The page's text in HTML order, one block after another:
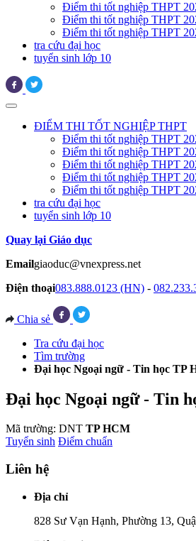
Điểm thi tốt nghiệp THPT
Điểm thi tốt nghiệp THPT
Điểm thi tốt nghiệp THPT
tra cứu đại học
tuyển sinh lớp 10
ĐIỂM THI TỐT NGHIỆP THPT
Điểm thi tốt nghiệp THPT
Điểm thi tốt nghiệp THPT
Điểm thi tốt nghiệp THPT
Điểm thi tốt nghiệp THPT
Điểm thi tốt nghiệp THPT
tra cứu đại học
tuyển sinh lớp 10
Quay lại Giáo dục
Emailgiaoduc@vnexpress.net
Điện thoại083.888.0123 (HN) -
Chia sẻ
Tra cứu đại học
Tìm trường
Đại học Ngoại ngữ - Tin học TP
Đại học Ngoại ngữ - Tin
Mã trường: DNT TP HCM
Tuyển sinh Điểm chuẩn
Liên hệ
Địa chỉ
828 Sư Vạn Hạnh, Phường 13,